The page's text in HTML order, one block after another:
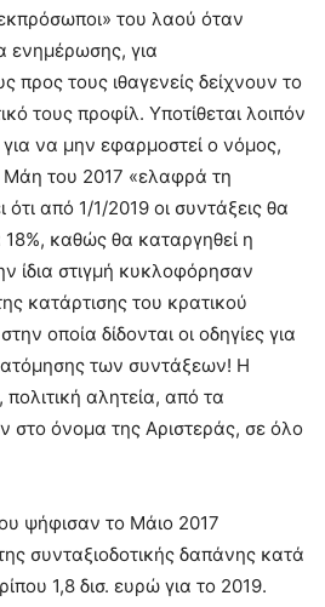
εκπρόσωποι» του λαού όταν
ενημέρωσης, για
προς τους ιθαγενείς δείχνουν το
τους προφίλ. Υποτίθεται λοιπόν
για να μην εφαρμοστεί ο νόμος,
Μάη του 2017 «ελαφρά τη
από 1/1/2019 οι συντάξεις θα
καθώς θα καταργηθεί η
ίδια στιγμή κυκλοφόρησαν
κατάρτισης του κρατικού
οποία δίδονται οι οδηγίες για
των συντάξεων! Η
πολιτική αλητεία, από τα
στο όνομα της Αριστεράς, σε όλο
ψήφισαν το Μάιο 2017
συνταξιοδοτικής δαπάνης κατά
1,8 δισ. ευρώ για το 2019.